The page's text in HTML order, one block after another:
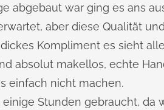
abgebaut war ging es ans
aber diese Qualität
Kompliment es sieht
absolut makellos, echte
einfach nicht machen.
Stunden gebraucht, da